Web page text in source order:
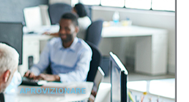
APROVIZIONARE